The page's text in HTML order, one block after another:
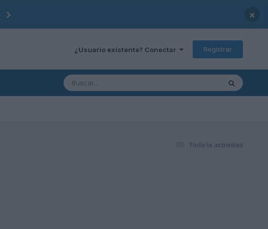
×
¿Usuario existente? Conectar Registrar
Toda la actividad